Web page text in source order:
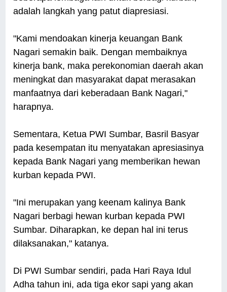
adalah langkah yang patut diapresiasi.
"Kami mendoakan kinerja keuangan Bank
Nagari semakin baik. Dengan membaiknya
kinerja bank, maka perekonomian daerah akan
meningkat dan masyarakat dapat merasakan
manfaatnya dari keberadaan Bank Nagari,"
harapnya.
Sementara, Ketua PWI Sumbar, Basril Basyar
pada kesempatan itu menyatakan apresiasinya
kepada Bank Nagari yang memberikan hewan
kurban kepada PWI.
"Ini merupakan yang keenam kalinya Bank
Nagari berbagi hewan kurban kepada PWI
Sumbar. Diharapkan, ke depan hal ini terus
dilaksanakan," katanya.
Di PWI Sumbar sendiri, pada Hari Raya Idul
Adha tahun ini, ada tiga ekor sapi yang akan